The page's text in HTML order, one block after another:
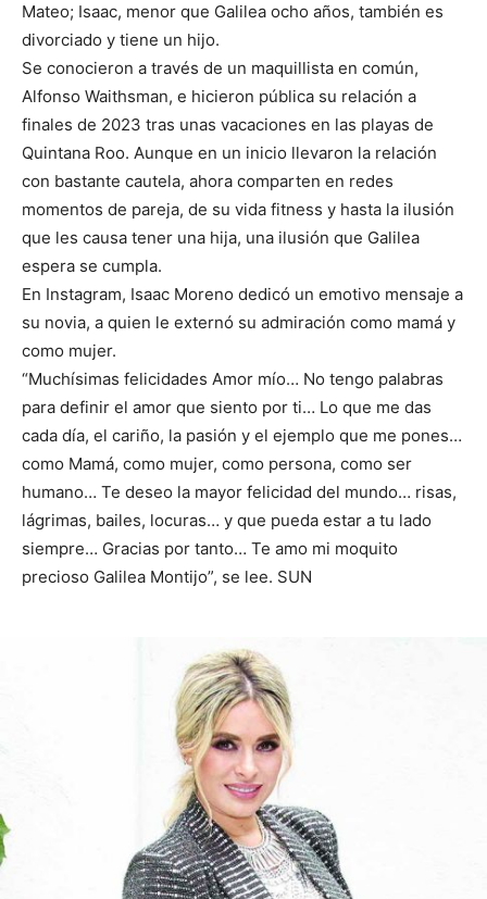
Mateo; Isaac, menor que Galilea ocho años, también es
divorciado y tiene un hijo.
Se conocieron a través de un maquillista en común,
Alfonso Waithsman, e hicieron pública su relación a
finales de 2023 tras unas vacaciones en las playas de
Quintana Roo. Aunque en un inicio llevaron la relación
con bastante cautela, ahora comparten en redes
momentos de pareja, de su vida fitness y hasta la ilusión
que les causa tener una hija, una ilusión que Galilea
espera se cumpla.
En Instagram, Isaac Moreno dedicó un emotivo mensaje a
su novia, a quien le externó su admiración como mamá y
como mujer.
“Muchísimas felicidades Amor mío… No tengo palabras
para definir el amor que siento por ti… Lo que me das
cada día, el cariño, la pasión y el ejemplo que me pones…
como Mamá, como mujer, como persona, como ser
humano… Te deseo la mayor felicidad del mundo… risas,
lágrimas, bailes, locuras… y que pueda estar a tu lado
siempre… Gracias por tanto… Te amo mi moquito
precioso Galilea Montijo”, se lee. SUN